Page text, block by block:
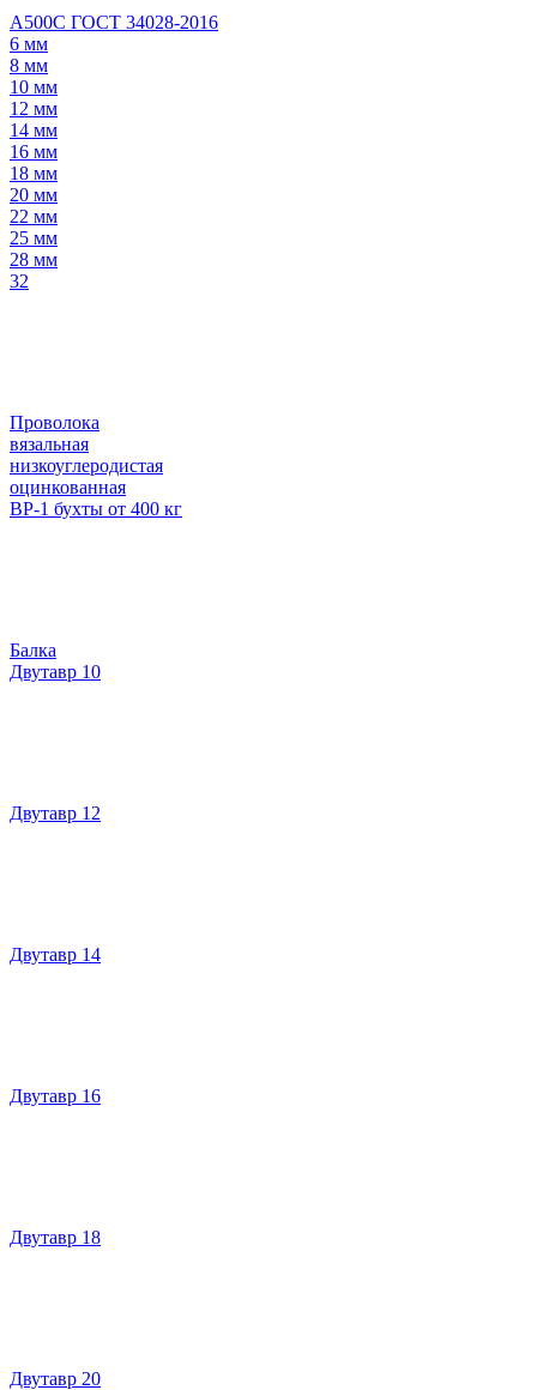
А500С ГОСТ 34028-2016
6 мм
8 мм
10 мм
12 мм
14 мм
16 мм
18 мм
20 мм
22 мм
25 мм
28 мм
32
Проволока
вязальная
низкоуглеродистая
оцинкованная
ВР-1 бухты от 400 кг
Балка
Двутавр 10
Двутавр 12
Двутавр 14
Двутавр 16
Двутавр 18
Двутавр 20